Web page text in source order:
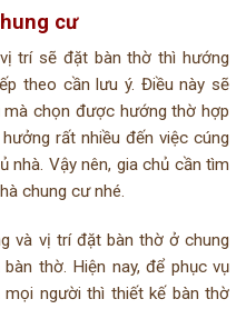
cư
trí sẽ đặt bàn thờ thì hướng
theo cần lưu ý. Điều này sẽ
chọn được hướng thờ hợp
rất nhiều đến việc cúng
nhà. Vậy nên, gia chủ cần tìm
chung cư nhé.
và vị trí đặt bàn thờ ở chung
thờ. Hiện nay, để phục vụ
người thì thiết kế bàn thờ